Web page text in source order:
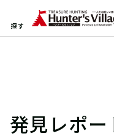
探す
発見レポ